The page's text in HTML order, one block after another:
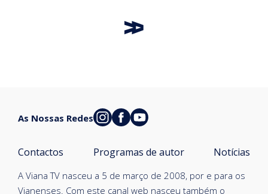
A Viana TV nasceu a 5 de março de 2008, por e para os
Vianenses. Com este canal web nasceu também o
Contactos Programas de autor Notícias
As Nossas Redes